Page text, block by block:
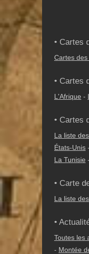
• Cartes
Cartes des
• Cartes
L'Afrique -
• Cartes
La liste
États-Unis -
La Tunisie -
• Carte
La liste
•
Toutes les
- Montée